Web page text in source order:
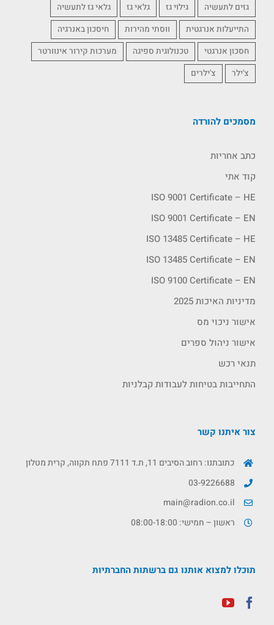
גזים לתעשיה
גילוי גז גלאי גז
גלאי גז לתעשיה
התייעלות אנרגטית
ווסתי מהירות
חיסכון באנרגיה
חסכון אנרגטי
טכנולוגית ספיגה
מערכות קירור אינוורטר
צ'ילר
צ'ילרים
מסמכים להורדה
כתב אחריות
קוד אתי
ISO 9001 Certificate – HE
ISO 9001 Certificate – EN
ISO 13485 Certificate – HE
ISO 13485 Certificate – EN
ISO 9100 Certificate – EN
מדיניות האיכות 2025
אישור ניכוי מס
אישור ניהול ספרים
תנאי רכש
התחייבות בטיחות לעבודות קבלניות
צור איתנו קשר
כתובתנו: רחוב הסיבים 11, ת.ד 7111 פתח תקווה, קרית מטלון
03-9226688
main@radion.co.il
ראשון – חמישי: 08:00-18:00
תוכלו למצוא אותנו גם ברשתות החברתיות